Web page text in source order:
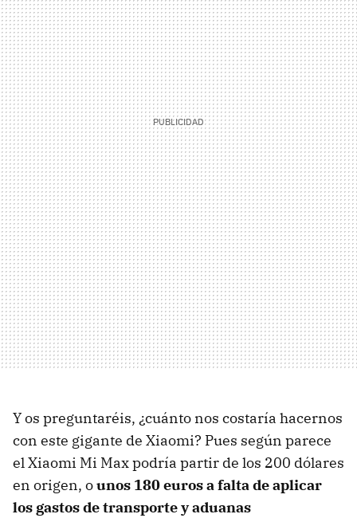
Y os preguntaréis, ¿cuánto nos costaría hacernos
con este gigante de Xiaomi? Pues según parece
el Xiaomi Mi Max podría partir de los 200 dólares
en origen, ounos 180 euros a falta de aplicar
los gastos de transporte y aduanas